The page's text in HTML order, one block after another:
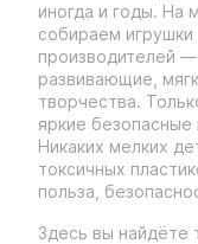
иногда и годы. На
собираем
производителей
развивающие,
творчества.
яркие безопасные
Никаких мелких
токсичных
польза,
Здесь вы найдёте